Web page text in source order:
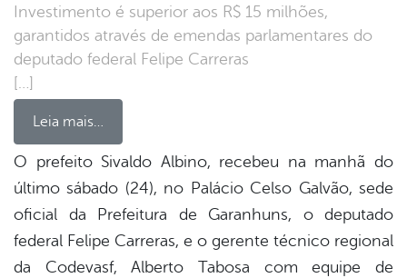
garantidos através de emendas parlamentares do
deputado federal Felipe Carreras
[…]
Leia mais…
O prefeito Sivaldo Albino, recebeu na manhã do
último sábado (24), no Palácio Celso Galvão, sede
oficial da Prefeitura de Garanhuns, o deputado
federal Felipe Carreras, e o gerente técnico regional
da Codevasf, Alberto Tabosa com equipe de